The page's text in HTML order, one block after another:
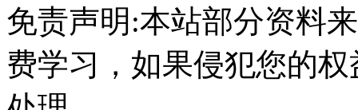
免责声明:本站部分资料
费学习，如果侵犯您的